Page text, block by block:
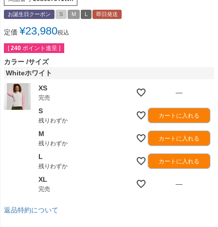
お誕生日クーポン S M L 即日発送
定価 ¥23,980税込
[ 240 ポイント進呈 ]
カラー サイズ
Whiteホワイト
XS
完売
—
S
残りわずか
カートに入れる
M
残りわずか
カートに入れる
L
残りわずか
カートに入れる
XL
完売
—
返品特約について